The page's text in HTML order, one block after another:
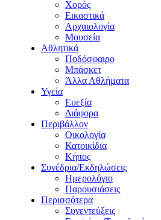
Χορός
Εικαστικά
Αρχαιολογία
Μουσεία
Αθλητικά
Ποδόσφαιρο
Μπάσκετ
Άλλα Αθλήματα
Υγεία
Ευεξία
Διάφορα
Περιβάλλον
Οικολογία
Κατοικίδια
Κήπος
Συνέδρια/Εκδηλώσεις
Ημερολόγιο
Παρουσιάσεις
Περισσότερα
Συνεντεύξεις